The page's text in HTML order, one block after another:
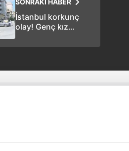
İstanbul korkunç
olay! Genç kız
vurdu